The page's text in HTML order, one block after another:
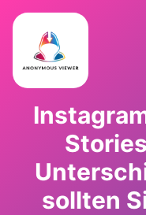
sollten